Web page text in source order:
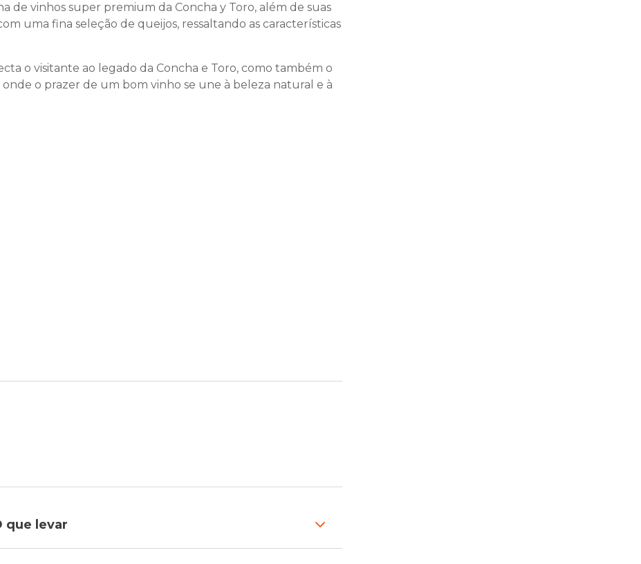
de vinhos super premium da Concha y Toro, além de suas
uma fina seleção de queijos, ressaltando as características
o visitante ao legado da Concha e Toro, como também o
o prazer de um bom vinho se une à beleza natural e à
que levar